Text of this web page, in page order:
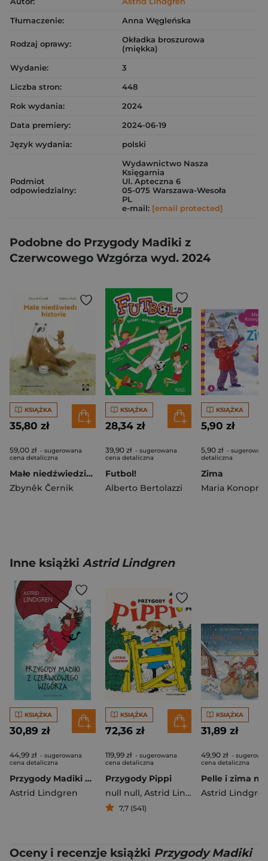
Tłumaczenie:
Anna Węgleńska
Rodzaj oprawy:
Okładka broszurowa
(miękka)
Wydanie:
3
Liczba stron:
448
Rok wydania:
2024
Data premiery:
2024-06-19
Język wydania:
polski
Podmiot
odpowiedzialny:
Wydawnictwo Nasza
Księgarnia
Ul. Apteczna 6
05-075 Warszawa-Wesoła
PL
e-mail: [email protected]
Podobne do Przygody Madiki z
Czerwcowego Wzgórza wyd. 2024
KSIĄŻKA
35,80 zł
59,00 zł - sugerowana
cena detaliczna
Małe niedźwiedzie historie
Zbynêk Černik
KSIĄŻKA
28,34 zł
39,90 zł - sugerowana
cena detaliczna
Futbol!
Alberto Bertolazzi
KSIĄŻKA
5,90 zł
5,90 zł -
detaliczna
Zima
Maria
Inne książki Astrid Lindgren
KSIĄŻKA
30,89 zł
44,99 zł - sugerowana
cena detaliczna
Przygody Madiki z Czerwcowego Wzgórza
Astrid Lindgren
KSIĄŻKA
72,36 zł
119,99 zł - sugerowana
cena detaliczna
Przygody Pippi
null null, Astrid Lindgren
7,7 (541)
KSIĄŻKA
31,89 zł
49,90 zł -
cena detaliczna
Astrid
Oceny i recenzje książki Przygody Madiki